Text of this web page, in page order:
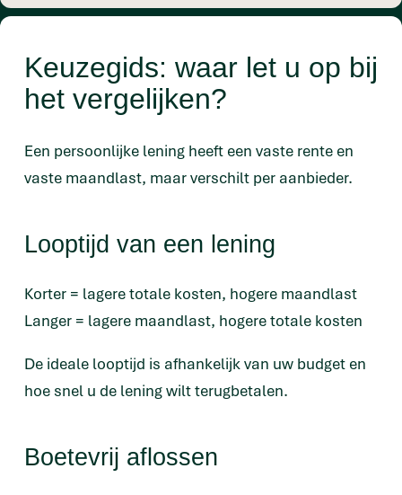
Keuzegids: waar let u op bij
het vergelijken?
Een persoonlijke lening heeft een vaste rente en
vaste maandlast, maar verschilt per aanbieder.
Looptijd van een lening
Korter = lagere totale kosten, hogere maandlast
Langer = lagere maandlast, hogere totale kosten
De ideale looptijd is afhankelijk van uw budget en
hoe snel u de lening wilt terugbetalen.
Boetevrij aflossen